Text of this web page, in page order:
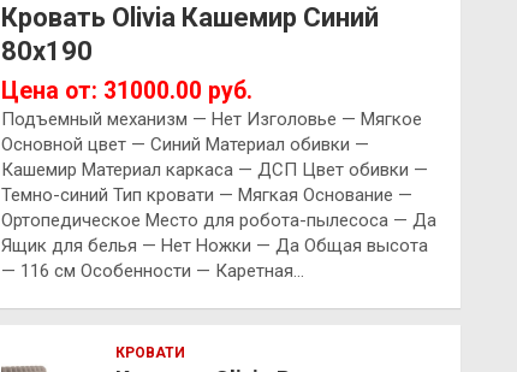
Кровать Olivia Кашемир Синий
80х190
Цена от: 31000.00 руб.
Подъемный механизм — Нет Изголовье — Мягкое
Основной цвет — Синий Материал обивки —
Кашемир Материал каркаса — ДСП Цвет обивки —
Темно-синий Тип кровати — Мягкая Основание —
Ортопедическое Место для робота-пылесоса — Да
Ящик для белья — Нет Ножки — Да Общая высота
— 116 см Особенности — Каретная…
КРОВАТИ